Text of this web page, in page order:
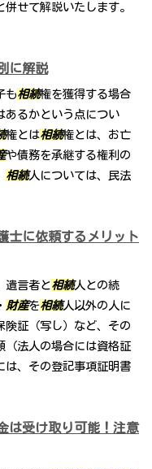
せて解説いたします。
に解説
も相続権を獲得する場合
あるかという点につい
権とは相続権とは、お亡
や債務を承継する権利の
相続人については、民法
士に依頼するメリット
遺言者と相続人との続
財産を相続人以外の人に
険証（写し）など、その
（法人の場合には資格証
は、その登記事項証明書
は受け取り可能！注意